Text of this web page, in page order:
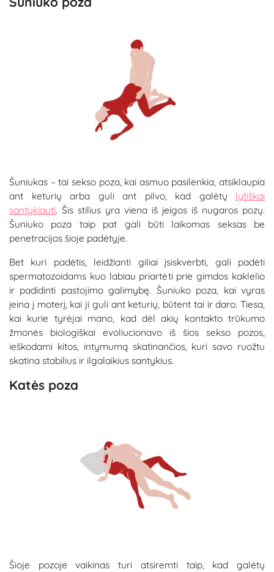
Šuniukas – tai sekso poza, kai asmuo pasilenkia, atsiklaupia
ant keturių arba guli ant pilvo, kad galėtų lytiškai
santykiauti. Šis stilius yra viena iš įeigos iš nugaros pozų.
Šuniuko poza taip pat gali būti laikomas seksas be
penetracijos šioje padėtyje.
Bet kuri padėtis, leidžianti giliai įsiskverbti, gali padėti
spermatozoidams kuo labiau priartėti prie gimdos kaklelio
ir padidinti pastojimo galimybę. Šuniuko poza, kai vyras
įeina į moterį, kai ji guli ant keturių, būtent tai ir daro. Tiesa,
kai kurie tyrėjai mano, kad dėl akių kontakto trūkumo
žmonės biologiškai evoliucionavo iš šios sekso pozos,
ieškodami kitos, intymumą skatinančios, kuri savo ruožtu
skatina stabilius ir ilgalaikius santykius.
Katės poza
Šioje pozoje vaikinas turi atsiremti taip, kad galėtų